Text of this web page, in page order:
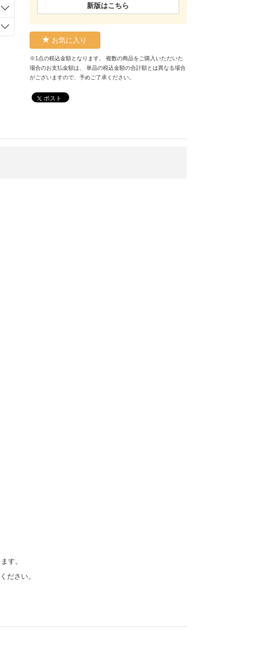
新版はこちら
お気に入り
※1点の税込金額となります。 複数の商品をご購入いただいた
場合のお支払金額は、 単品の税込金額の合計額とは異なる場合
がございますので、予めご了承ください。
ポスト
す。
ださい。